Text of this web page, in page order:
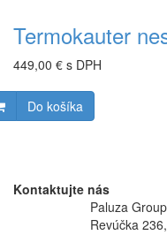
Termokauter
449,00 € s DPH
Do košíka
Kontaktujte nás
Paluza
Revúčka